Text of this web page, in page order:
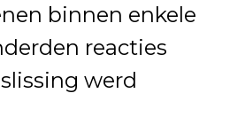
binnen enkele
reacties
werd